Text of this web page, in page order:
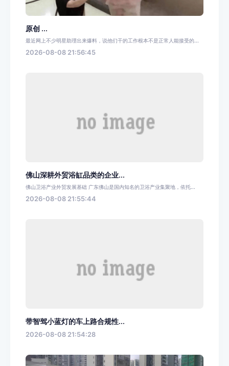
原创 ...
最近网上不少明星助理出来爆料，说他们干的工作根本不是正常人能接受的...
2026-08-08 21:56:45
佛山深耕外贸浴缸品类的企业...
佛山卫浴产业外贸发展基础 广东佛山是国内知名的卫浴产业集聚地，依托...
2026-08-08 21:55:44
带智驾小蓝灯的车上路合规性...
2026-08-08 21:54:28